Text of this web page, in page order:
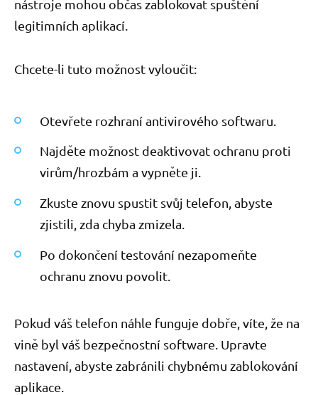
nástroje mohou občas zablokovat spuštění
legitimních aplikací.
Chcete-li tuto možnost vyloučit:
Otevřete rozhraní antivirového softwaru.
Najděte možnost deaktivovat ochranu proti
virům/hrozbám a vypněte ji.
Zkuste znovu spustit svůj telefon, abyste
zjistili, zda chyba zmizela.
Po dokončení testování nezapomeňte
ochranu znovu povolit.
Pokud váš telefon náhle funguje dobře, víte, že na
vině byl váš bezpečnostní software. Upravte
nastavení, abyste zabránili chybnému zablokování
aplikace.